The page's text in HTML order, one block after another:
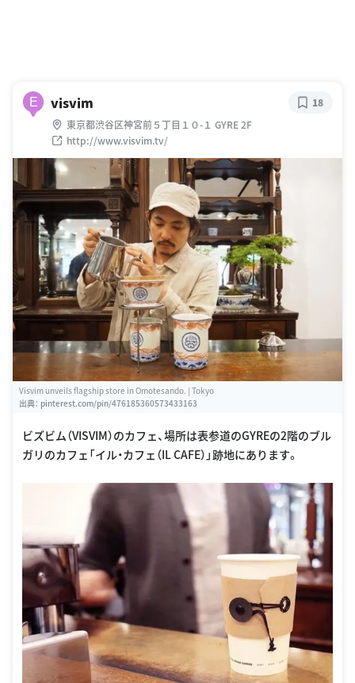
E visvim
東京都渋谷区神宮前５丁目１０-１ GYRE 2F
http://www.visvim.tv/
18
Visvim unveils flagship store in Omotesando. | Tokyo
出典： pinterest.com/pin/476185360573433163
ビズビム（VISVIM）のカフェ、場所は表参道のGYREの2階のブル
ガリのカフェ「イル・カフェ（IL CAFE）」跡地にあります。